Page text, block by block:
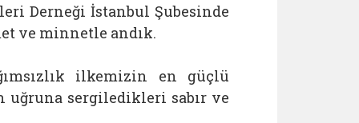
Derneği İstanbul Şubesinde
ve minnetle andık.
ilkemizin en güçlü
sergiledikleri sabır ve